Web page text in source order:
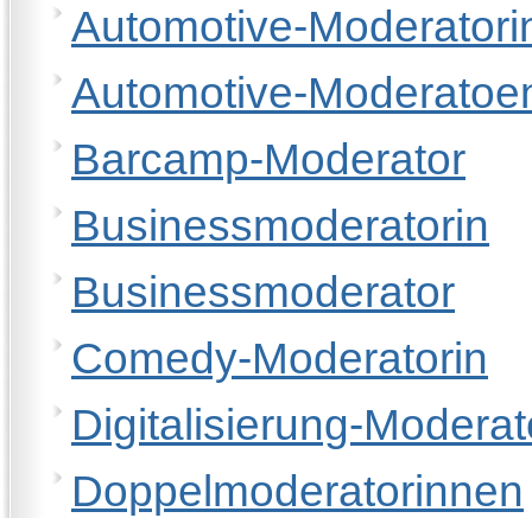
Automotive-
Automotive-
Barcamp-Moderator
Businessmoderatorin
Businessmoderator
Comedy-Moderatorin
Digitalisierung-
Doppelmoderatorinnen